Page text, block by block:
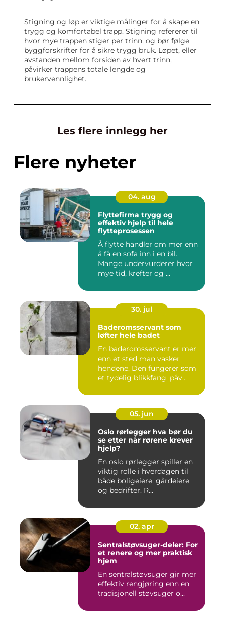
Stigning og løp er viktige målinger for å skape en
trygg og komfortabel trapp. Stigning refererer til
hvor mye trappen stiger per trinn, og bør følge
byggforskrifter for å sikre trygg bruk. Løpet, eller
avstanden mellom forsiden av hvert trinn,
påvirker trappens totale lengde og
brukervennlighet.
Les flere innlegg her
Flere nyheter
04. aug
Flyttefirma trygg og
effektiv hjelp til hele
flytteprosessen
Å flytte handler om mer enn
å få en sofa inn i en bil.
Mange undervurderer hvor
mye tid, krefter og ...
30. jul
Baderomsservant som
løfter hele badet
En baderomsservant er mer
enn et sted man vasker
hendene. Den fungerer som
et tydelig blikkfang, påv...
05. jun
Oslo rørlegger hva bør du
se etter når rørene krever
hjelp?
En oslo rørlegger spiller en
viktig rolle i hverdagen til
både boligeiere, gårdeiere
og bedrifter. R...
02. apr
Sentralstøvsuger-deler: For
et renere og mer praktisk
hjem
En sentralstøvsuger gir mer
effektiv rengjøring enn en
tradisjonell støvsuger o...